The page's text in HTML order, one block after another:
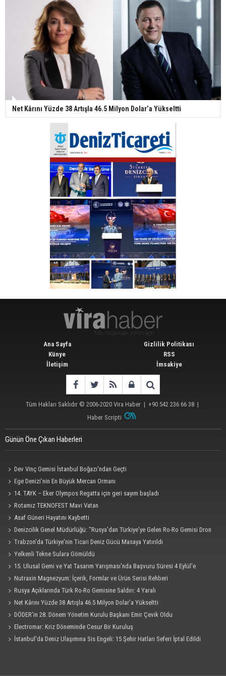
Net Kârını Yüzde 38 Artışla 46.5 Milyon Dolar’a Yükseltti
Ana Sayfa
Künye
İletişim
Gizlilik Politikası
RSS
İmsakiye
Tüm Hakları Saklıdır © 2006-2020 Vira Haber | +90 542 236 66 38 |
Haber Scripti
Günün Öne Çıkan Haberleri
Dev Vinç Gemisi İstanbul Boğazı'ndan Geçti
Ege Denizi’nin En Büyük Mercan Ormanı
14. TAYK – Eker Olympos Regatta için geri sayım başladı
Rotamız TEKNOFEST Mavi Vatan
Asaf Güneri Hayatını Kaybetti
Denizcilik Genel Müdürlüğü: "Rusya'dan Türkiye'ye Gelen Ro-Ro Gemisi Dron
Saldırısına Uğradı"
Trabzon'da Türkiye'nin Ticari Deniz Gücü Masaya Yatırıldı
Yelkenli Tekne Sulara Gömüldü
15. Ulusal Gemi ve Yat Tasarım Yarışması'nda Başvuru Süresi 4 Eylül'e
Uzatıldı
Nutraxin Magnezyum: İçerik, Formlar ve Ürün Serisi Rehberi
Rusya Açıklarında Türk Ro-Ro Gemisine Saldırı: 4 Yaralı
Net Kârını Yüzde 38 Artışla 46.5 Milyon Dolar’a Yükseltti
DÖDER'in 28. Dönem Yönetim Kurulu Başkanı Emir Çevik Oldu
Electromar: Kriz Döneminde Cesur Bir Kuruluş
İstanbul'da Deniz Ulaşımına Sis Engeli: 15 Şehir Hatları Seferi İptal Edildi